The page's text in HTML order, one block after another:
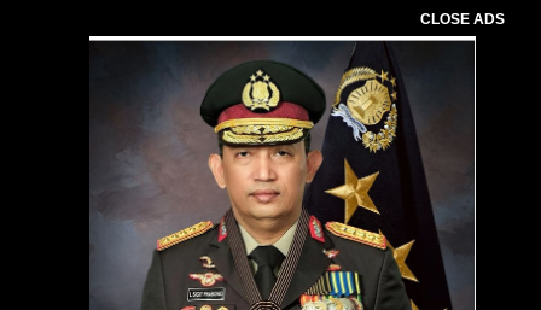
CLOSE ADS